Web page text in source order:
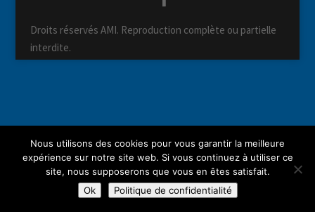
Droits réservés AMI. Reproduction complète ou partielle
interdite.
Nous utilisons des cookies pour vous garantir la meilleure
expérience sur notre site web. Si vous continuez à utiliser ce
site, nous supposerons que vous en êtes satisfait.
Ok
Politique de confidentialité